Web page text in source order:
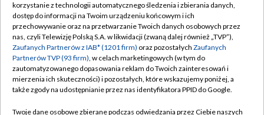
TVP
Abonament TVP
Emisja w TVP
Centrum informacji TVP
Naziemna Telewizja Cyfrowa
Regulamin TVP
Polityka prywatności
Moje zgody
Pomoc
korzystanie z technologii automatycznego śledzenia i zbierania danych,
dostęp do informacji na Twoim urządzeniu końcowym i ich
przechowywanie oraz na przetwarzanie Twoich danych osobowych przez
nas, czyli Telewizję Polską S.A. w likwidacji (zwaną dalej również „TVP”),
Zaufanych Partnerów z IAB* (1201 firm) oraz pozostałych Zaufanych
Partnerów TVP (93 firm), w celach marketingowych (w tym do
zautomatyzowanego dopasowania reklam do Twoich zainteresowań i
mierzenia ich skuteczności) i pozostałych, które wskazujemy poniżej, a
także zgody na udostępnianie przez nas identyfikatora PPID do Google.
Twoje dane osobowe zbierane podczas odwiedzania przez Ciebie naszych